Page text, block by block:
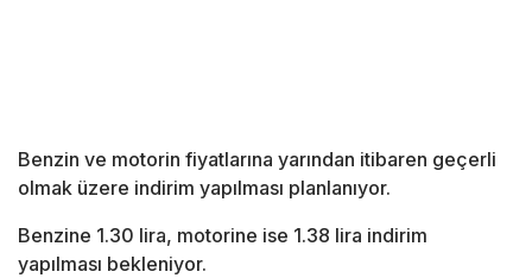
Benzin ve motorin fiyatlarına yarından itibaren geçerli
olmak üzere indirim yapılması planlanıyor.
Benzine 1.30 lira, motorine ise 1.38 lira indirim
yapılması bekleniyor.